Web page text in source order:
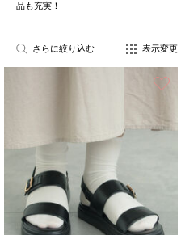
品も充実！
さらに絞り込む 表示変更